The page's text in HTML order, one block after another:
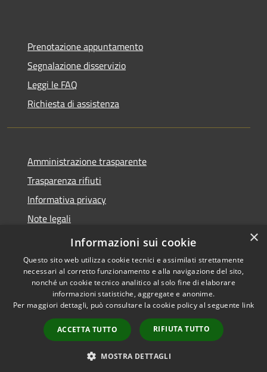
Prenotazione appuntamento
Segnalazione disservizio
Leggi le FAQ
Richiesta di assistenza
Amministrazione trasparente
Trasparenza rifiuti
Informativa privacy
Note legali
Dichiarazione di accessibilità
Accessibilità
Copyright © 2026 • Città di
Messina • Powered by
Municipium•
Accesso
redazione
×
Informazioni sui cookie
Questo sito web utilizza cookie tecnici e assimilati strettamente
necessari al corretto funzionamento e alla navigazione del sito,
nonché un cookie tecnico analitico al solo fine di elaborare
informazioni statistiche, aggregate e anonime.
Per maggiori dettagli, può consultare la cookie policy al seguente link
ACCETTA TUTTO RIFIUTA TUTTO
MOSTRA DETTAGLI